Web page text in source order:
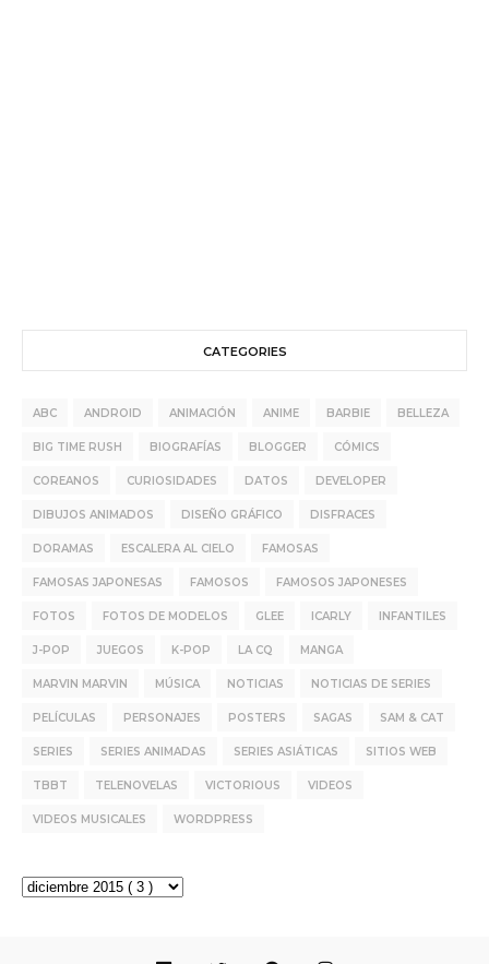
CATEGORIES
ABC ANDROID ANIMACIÓN ANIME BARBIE BELLEZA
BIG TIME RUSH BIOGRAFÍAS BLOGGER CÓMICS
COREANOS CURIOSIDADES DATOS DEVELOPER
DIBUJOS ANIMADOS DISEÑO GRÁFICO DISFRACES
DORAMAS ESCALERA AL CIELO FAMOSAS
FAMOSAS JAPONESAS FAMOSOS FAMOSOS JAPONESES
FOTOS FOTOS DE MODELOS GLEE ICARLY INFANTILES
J-POP JUEGOS K-POP LA CQ MANGA
MARVIN MARVIN MÚSICA NOTICIAS NOTICIAS DE SERIES
PELÍCULAS PERSONAJES POSTERS SAGAS SAM & CAT
SERIES SERIES ANIMADAS SERIES ASIÁTICAS SITIOS WEB
TBBT TELENOVELAS VICTORIOUS VIDEOS
VIDEOS MUSICALES WORDPRESS